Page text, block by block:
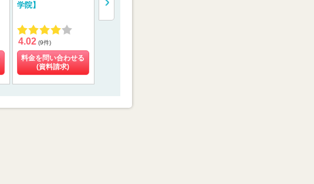
学院】
4.02 (9件)
料金を問い合わせる
(資料請求)
【医学部特訓塾】